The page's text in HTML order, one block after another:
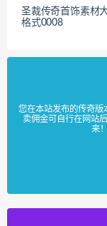
圣裁传奇首饰素材
格式0008
您在本站发布的传奇版
卖佣金可自行在网站
来